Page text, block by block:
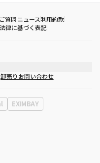
質問ニュース利用約款
律に基づく表記
513、3階(三成洞、coex)
卸売りお問い合わせ
EXIMBAY